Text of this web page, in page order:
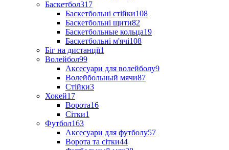
Баскетбол317
Баскетбольні стійки108
Баскетбольні щити82
Баскетбольные кольца19
Баскетбольні м'ячі108
Біг на дистанції1
Волейбол99
Аксесуари для волейболу9
Волейбольный мячи87
Стійки3
Хокей17
Ворота16
Сітки1
Футбол163
Аксесуари для футболу57
Ворота та сітки44